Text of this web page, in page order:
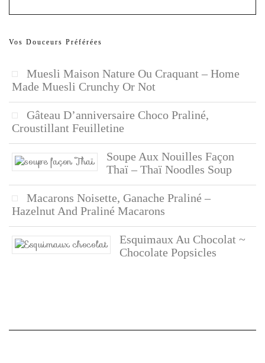
Vos Douceurs Préférées
Muesli Maison Nature Ou Craquant – Home
Made Muesli Crunchy Or Not
Gâteau D’anniversaire Choco Praliné,
Croustillant Feuilletine
Soupe Aux Nouilles Façon
Thaï – Thaï Noodles Soup
Macarons Noisette, Ganache Praliné –
Hazelnut And Praliné Macarons
Esquimaux Au Chocolat ~
Chocolate Popsicles